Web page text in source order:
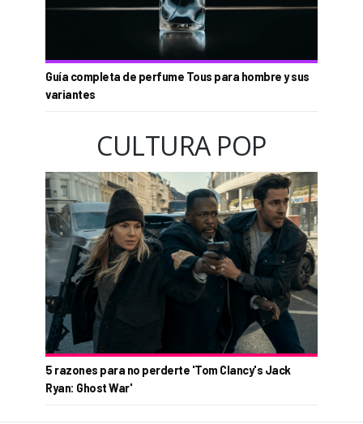
Guía completa de perfume Tous para hombre y sus
variantes
CULTURA POP
5 razones para no perderte 'Tom Clancy's Jack
Ryan: Ghost War'